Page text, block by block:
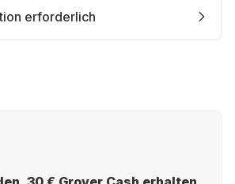
erforderlich